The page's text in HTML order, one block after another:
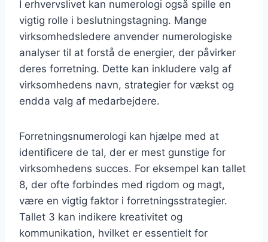
I erhvervslivet kan numerologi også spille en
vigtig rolle i beslutningstagning. Mange
virksomhedsledere anvender numerologiske
analyser til at forstå de energier, der påvirker
deres forretning. Dette kan inkludere valg af
virksomhedens navn, strategier for vækst og
endda valg af medarbejdere.
Forretningsnumerologi kan hjælpe med at
identificere de tal, der er mest gunstige for
virksomhedens succes. For eksempel kan tallet
8, der ofte forbindes med rigdom og magt,
være en vigtig faktor i forretningsstrategier.
Tallet 3 kan indikere kreativitet og
kommunikation, hvilket er essentielt for